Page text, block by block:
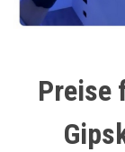
Preise